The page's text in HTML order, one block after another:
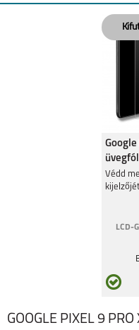
Google
Védd
LCD-
GOOGLE PIXEL 9